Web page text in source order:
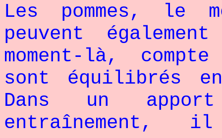
Les pommes, le
peuvent
moment-là,
sont équilibrés
Dans un
entraînement,